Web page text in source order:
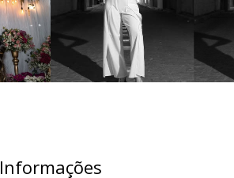
Informações